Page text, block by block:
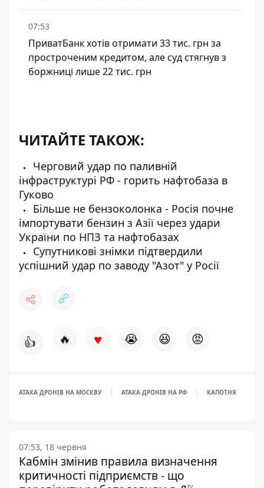
07:53
ПриватБанк хотів отримати 33 тис. грн за
простроченим кредитом, але суд стягнув з
боржниці лише 22 тис. грн
ЧИТАЙТЕ ТАКОЖ:
Черговий удар по паливній
інфраструктурі РФ - горить нафтобаза в
Гуково
Більше не бензоколонка - Росія почне
імпортувати бензин з Азії через удари
України по НПЗ та нафтобазах
Супутникові знімки підтвердили
успішний удар по заводу "Азот" у Росії
👍 🔥 ♥ 😭 😆 😡
АТАКА ДРОНІВ НА МОСКВУ АТАКА ДРОНІВ НА РФ КАПОТНЯ
07:53, 18 червня
Кабмін змінив правила визначення
критичності підприємств - що